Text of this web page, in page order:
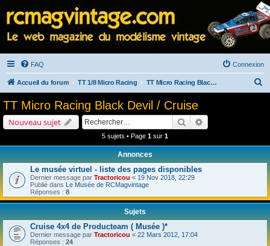
FAQ Connexion
Accueil du forum TT 1/8 Micro Racing TT Micro Racing Black Devil / Cruise
e
TT Micro Racing Black Devil / Cruise
Nouveau sujet Rechercher
5 sujets • Page 1 sur 1
Annonces
Le musée virtuel - liste des pages disponibles
Dernier message par Tractoricou « 19 Nov 2018, 22:29
Publié dans Le Musée de RCMagvintage
Réponses : 8
Sujets
Cruise 4x4 de Producteam ( Musée )*
Dernier message par Tractoricou « 22 Mars 2012, 17:04
Réponses : 24